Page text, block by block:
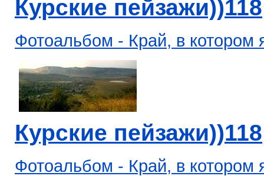
Курские пейзажи))118
Фотоальбом - Край, в котором
Курские пейзажи))118
Фотоальбом - Край, в котором